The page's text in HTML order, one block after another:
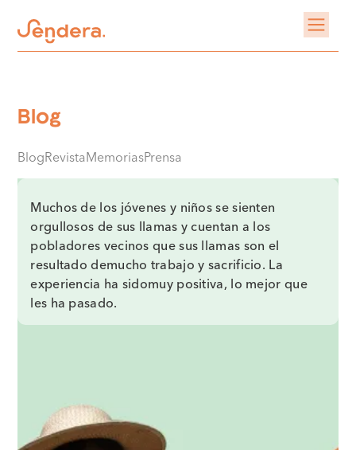
Blog
BlogRevistaMemoriasPrensa
Muchos de los jóvenes y niños se sienten
orgullosos de sus llamas y cuentan a los
pobladores vecinos que sus llamas son el
resultado demucho trabajo y sacrificio. La
experiencia ha sidomuy positiva, lo mejor que
les ha pasado.